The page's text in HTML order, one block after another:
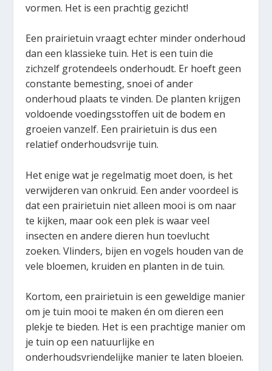
vormen. Het is een prachtig gezicht!
Een prairietuin vraagt echter minder onderhoud
dan een klassieke tuin. Het is een tuin die
zichzelf grotendeels onderhoudt. Er hoeft geen
constante bemesting, snoei of ander
onderhoud plaats te vinden. De planten krijgen
voldoende voedingsstoffen uit de bodem en
groeien vanzelf. Een prairietuin is dus een
relatief onderhoudsvrije tuin.
Het enige wat je regelmatig moet doen, is het
verwijderen van onkruid. Een ander voordeel is
dat een prairietuin niet alleen mooi is om naar
te kijken, maar ook een plek is waar veel
insecten en andere dieren hun toevlucht
zoeken. Vlinders, bijen en vogels houden van de
vele bloemen, kruiden en planten in de tuin.
Kortom, een prairietuin is een geweldige manier
om je tuin mooi te maken én om dieren een
plekje te bieden. Het is een prachtige manier om
je tuin op een natuurlijke en
onderhoudsvriendelijke manier te laten bloeien.